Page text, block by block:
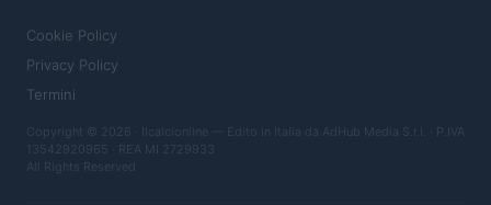
Cookie Policy
Privacy Policy
Termini
Copyright © 2026 · Ilcalcionline — Edito in Italia da AdHub Media S.r.l. · P.IVA
13542920965 · REA MI 2729933
All Rights Reserved